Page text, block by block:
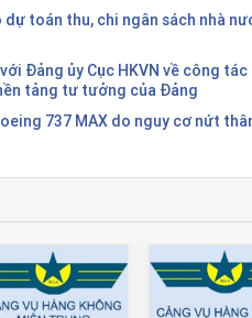
toán thu, chi ngân sách nhà
Đảng ủy Cục HKVN về công tác
tảng tư tưởng của Đảng
737 MAX do nguy cơ nứt